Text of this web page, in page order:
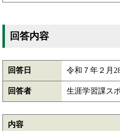
回答内容
回答日 令和７年２月
回答者 生涯学習課ス
内容